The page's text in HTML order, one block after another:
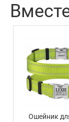
Ошейник